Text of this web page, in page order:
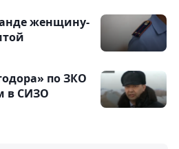
женщину-
по ЗКО
в СИЗО